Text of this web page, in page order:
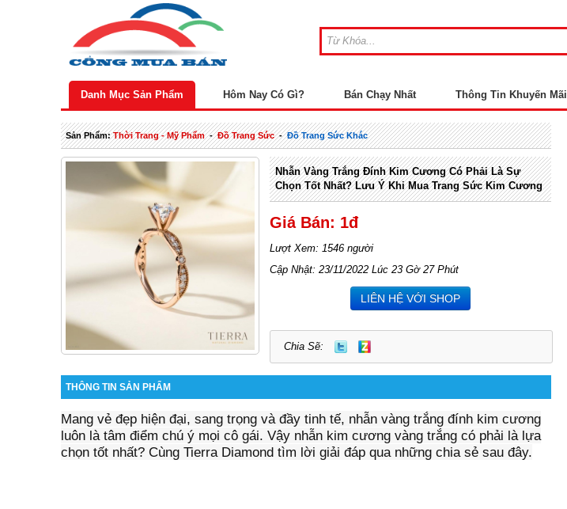
Danh Mục Sản Phẩm Hôm Nay Có Gì? Bán Chạy Nhất Thông Tin Khuyến Mãi
Sản Phẩm:Thời Trang - Mỹ Phẩm-Đồ Trang Sức-Đồ Trang Sức Khác
Nhẫn Vàng Trắng Đính Kim Cương Có Phải Là Sự
Chọn Tốt Nhất? Lưu Ý Khi Mua Trang Sức Kim Cương
Giá Bán: 1đ
Lượt Xem: 1546 người
Cập Nhật: 23/11/2022 Lúc 23 Gờ 27 Phút
LIÊN HỆ VỚI SHOP
Chia Sẽ:
THÔNG TIN SẢN PHẨM
Mang vẻ đẹp hiện đại, sang trọng và đầy tinh tế, nhẫn vàng trắng đính kim cương
luôn là tâm điểm chú ý mọi cô gái. Vậy nhẫn kim cương vàng trắng có phải là lựa
chọn tốt nhất? Cùng Tierra Diamond tìm lời giải đáp qua những chia sẻ sau đây.